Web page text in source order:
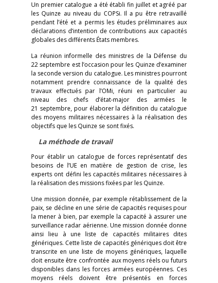
Un premier catalogue a été établi fin juillet et agréé par
les Quinze au niveau du COPSi. Il a pu être retravaillé
pendant l’été et a permis les études préliminaires aux
déclarations d’intention de contributions aux capacités
globales des différents États membres.
La réunion informelle des ministres de la Défense du
22 septembre est l’occasion pour les Quinze d’examiner
la seconde version du catalogue. Les ministres pourront
notamment prendre connaissance de la qualité des
travaux effectués par l’OMi, réuni en particulier au
niveau des chefs d’état-major des armées le
21 septembre, pour élaborer la définition du catalogue
des moyens militaires nécessaires à la réalisation des
objectifs que les Quinze se sont fixés.
La méthode de travail
Pour établir un catalogue de forces représentatif des
besoins de l’UE en matière de gestion de crise, les
experts ont défini les capacités militaires nécessaires à
la réalisation des missions fixées par les Quinze.
Une mission donnée, par exemple rétablissement de la
paix, se décline en une série de capacités requises pour
la mener à bien, par exemple la capacité à assurer une
surveillance radar aérienne. Une mission donnée donne
ainsi lieu à une liste de capacités militaires dites
génériques. Cette liste de capacités génériques doit être
transcrite en une liste de moyens génériques, laquelle
doit ensuite être confrontée aux moyens réels ou futurs
disponibles dans les forces armées européennes. Ces
moyens réels doivent être présentés en forces